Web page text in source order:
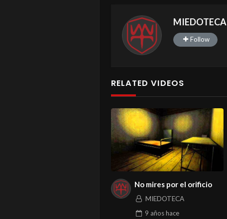
MIEDOTECA
Follow
RELATED VIDEOS
No mires por el orificio
MIEDOTECA
9 añoshace